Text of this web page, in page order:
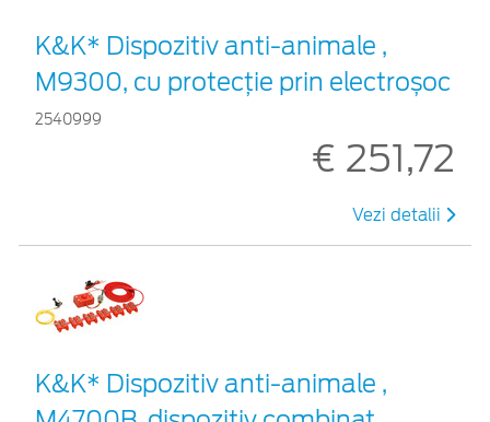
K&K* Dispozitiv anti-animale ,
M9300, cu protecție prin electroșoc
2540999
€ 251,72
Vezi detalii
K&K* Dispozitiv anti-animale ,